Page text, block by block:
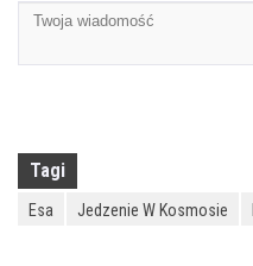
Tagi
Esa Jedzenie W Kosmosie